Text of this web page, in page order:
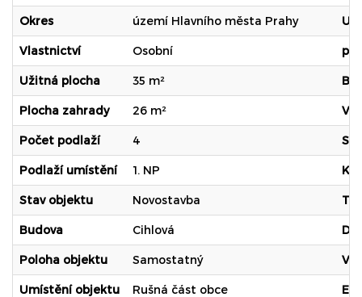
Okres území Hlavního města Prahy
Vlastnictví Osobní
Užitná plocha 35 m²
Plocha zahrady 26 m²
Počet podlaží 4
Podlaží umístění 1. NP
Stav objektu Novostavba
Budova Cihlová
Poloha objektu Samostatný
Umístění objektu Rušná část obce